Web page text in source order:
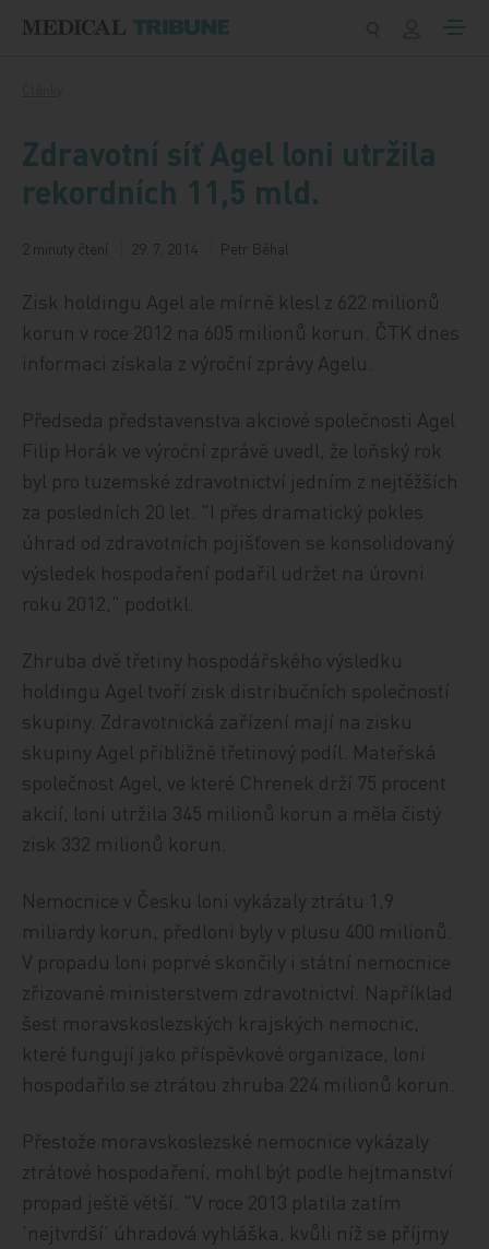
Zdravotní síť Agel loni utržila
rekordních 11,5 mld.
2 minuty čtení 29. 7. 2014 Petr Běhal
Zisk holdingu Agel ale mírně klesl z 622 milionů
korun v roce 2012 na 605 milionů korun. ČTK dnes
informaci získala z výroční zprávy Agelu.
Předseda představenstva akciové společnosti Agel
Filip Horák ve výroční zprávě uvedl, že loňský rok
byl pro tuzemské zdravotnictví jedním z nejtěžších
za posledních 20 let. "I přes dramatický pokles
úhrad od zdravotních pojišťoven se konsolidovaný
výsledek hospodaření podařil udržet na úrovni
roku 2012," podotkl.
Zhruba dvě třetiny hospodářského výsledku
holdingu Agel tvoří zisk distribučních společností
skupiny. Zdravotnická zařízení mají na zisku
skupiny Agel přibližně třetinový podíl. Mateřská
společnost Agel, ve které Chrenek drží 75 procent
akcií, loni utržila 345 milionů korun a měla čistý
zisk 332 milionů korun.
Nemocnice v Česku loni vykázaly ztrátu 1,9
miliardy korun, předloni byly v plusu 400 milionů.
V propadu loni poprvé skončily i státní nemocnice
zřizované ministerstvem zdravotnictví. Například
šest moravskoslezských krajských nemocnic,
které fungují jako příspěvkové organizace, loni
hospodařilo se ztrátou zhruba 224 milionů korun.
Přestože moravskoslezské nemocnice vykázaly
ztrátové hospodaření, mohl být podle hejtmanství
propad ještě větší. "V roce 2013 platila zatím
'nejtvrdší' úhradová vyhláška, kvůli níž se příjmy